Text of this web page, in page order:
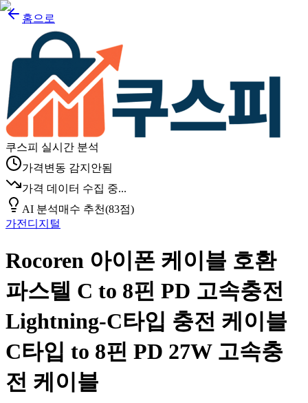
홈으로
쿠스피 실시간 분석
가격변동 감지안됨
가격 데이터 수집 중...
AI 분석매수 추천(83점)
가전디지털
Rocoren 아이폰 케이블 호환
파스텔 C to 8핀 PD 고속충전
Lightning-C타입 충전 케이블
C타입 to 8핀 PD 27W 고속충
전 케이블